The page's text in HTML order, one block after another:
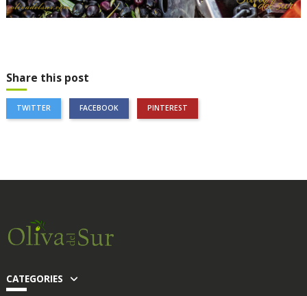
Share this post
TWITTER FACEBOOK PINTEREST
CATEGORIES